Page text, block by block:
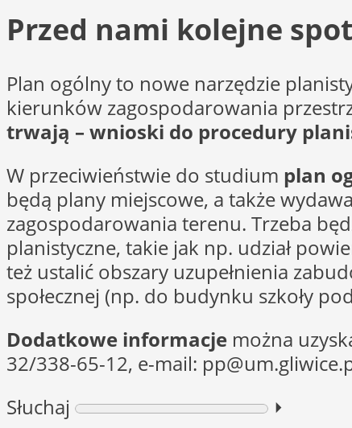
Przed nami kolejne
Plan ogólny to nowe narzędzie
kierunków zagospodarowania
trwają – wnioski do procedury
W przeciwieństwie do studium plan
będą plany miejscowe, a także
zagospodarowania terenu. Trzeba
planistyczne, takie jak np. udział
też ustalić obszary uzupełnienia
społecznej (np. do budynku szkoły
Dodatkowe informacje można
32/338-65-12, e-mail:
Słuchaj
⏵︎